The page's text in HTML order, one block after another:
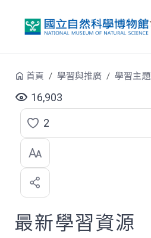
首頁 學習與推廣 學習主題
16,903
點
選
喜
歡
2
最新學習資源